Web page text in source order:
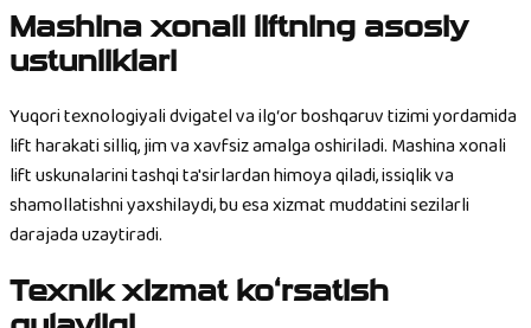
Mashina xonali liftning asosiy
ustunliklari
Yuqori texnologiyali dvigatel va ilg‘or boshqaruv tizimi yordamida
lift harakati silliq, jim va xavfsiz amalga oshiriladi. Mashina xonali
lift uskunalarini tashqi ta'sirlardan himoya qiladi, issiqlik va
shamollatishni yaxshilaydi, bu esa xizmat muddatini sezilarli
darajada uzaytiradi.
Texnik xizmat ko‘rsatish